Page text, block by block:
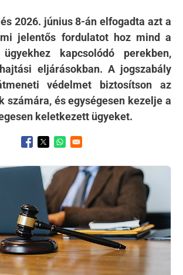
2026. június 8-án elfogadta azt a
jelentős fordulatot hoz mind a
kapcsolódó perekben,
eljárásokban. A jogszabály
védelmet biztosítson az
számára, és egységesen kezelje a
keletkezett ügyeket.
Opens in a new window
Opens in a new window
Opens in a new window